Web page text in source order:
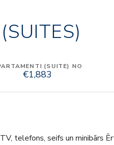
(SUITE) NO
€1,883
telefons, seifs un minibārs